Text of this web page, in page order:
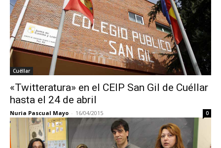
Cuéllar
«Twitteratura» en el CEIP San Gil de Cuéllar
hasta el 24 de abril
Nuria Pascual Mayo - 16/04/2015 0